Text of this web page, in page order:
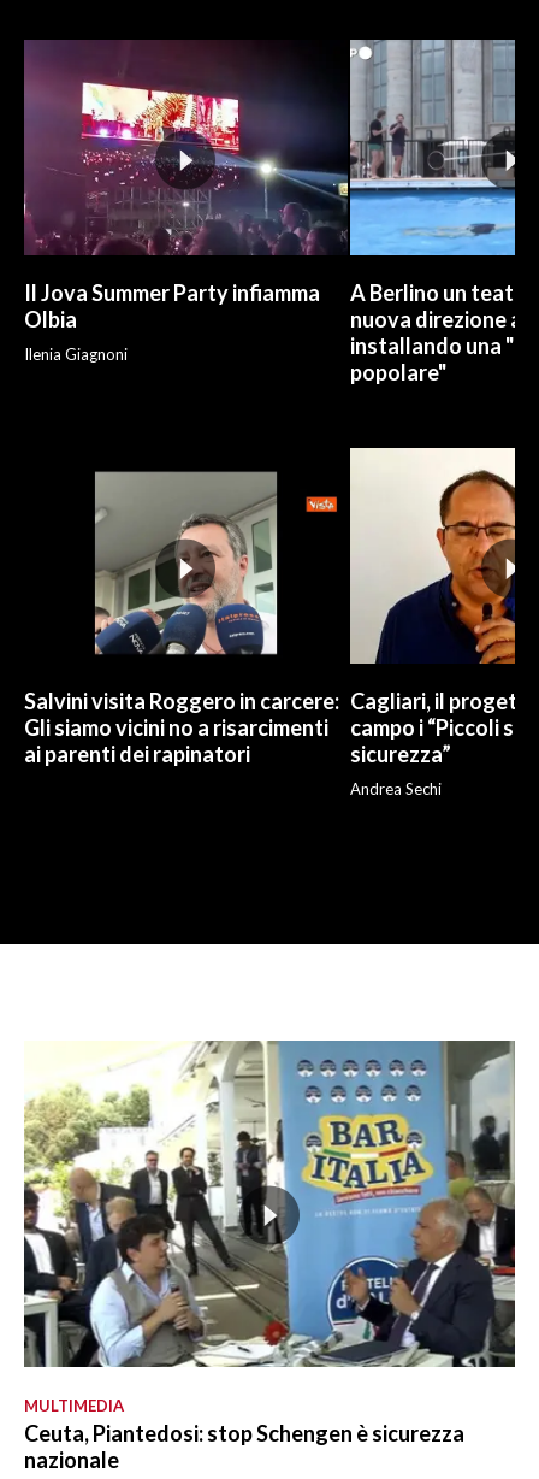
ABBONATI
ANNUNCI
NECROLOGI
PUBBLICITÀ
SPIAGGE
Il Jova Summer Party infiamma
Olbia
Ilenia Giagnoni
A Berlino un
nuova direzione
installando una
popolare"
Salvini visita Roggero in carcere:
Gli siamo vicini no a risarcimenti
ai parenti dei rapinatori
Cagliari, il
campo i “Piccoli
sicurezza”
Andrea Sechi
MULTIMEDIA
Ceuta, Piantedosi: stop Schengen è sicurezza
nazionale